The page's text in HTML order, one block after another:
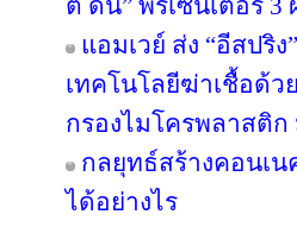
ต์ ดีน” พรีเซ็นเตอร์
แอมเวย์ ส่ง “อีสปริ
เทคโนโลยีฆ่าเชื้อด้
กรองไมโครพลาสติก
กลยุทธ์สร้างคอนเ
ได้อย่างไร